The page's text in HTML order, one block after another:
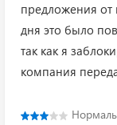
предложения
дня это было
так как я
компания